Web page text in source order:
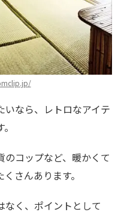
いなら、レトロなアイテ
コップなど、暖かくて
さんあります。
なく、ポイントとして